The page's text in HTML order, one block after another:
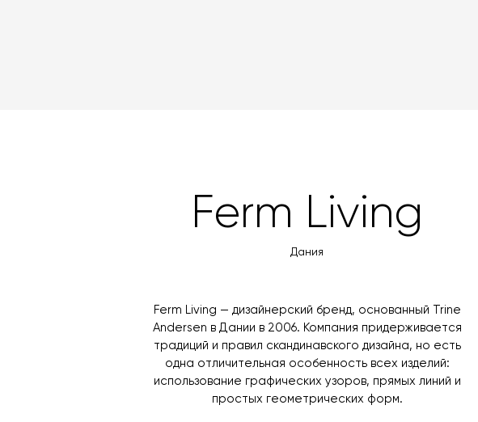
Ferm Living
Дания
Ferm Living — дизайнерский бренд, основанный Trine
Andersen в Дании в 2006. Компания придерживается
традиций и правил скандинавского дизайна, но есть
одна отличительная особенность всех изделий:
использование графических узоров, прямых линий и
простых геометрических форм.